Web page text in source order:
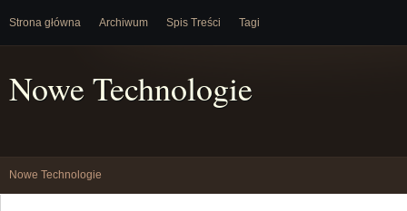
Strona główna Archiwum Spis Treści Tagi
Nowe Technologie
Nowe Technologie